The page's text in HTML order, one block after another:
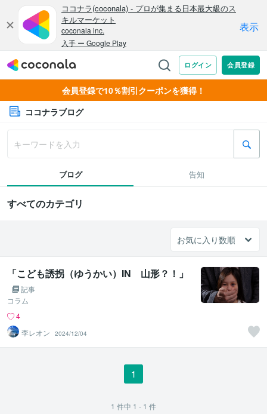
会員登録で10％割引クーポンを獲得！
ココナラブログ
ブログ 告知
すべてのカテゴリ
「こども誘拐（ゆうかい）IN 山形？！」
記事
コラム
4
李レオン
2024/12/04
1
1 件中 1 - 1 件